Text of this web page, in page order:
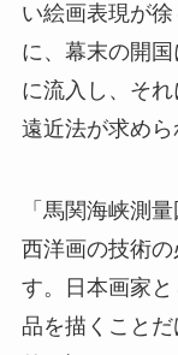
い絵画表現が
に、幕末の開
に流入し、そ
遠近法が求めら
「馬関海峡測
西洋画の技術
す。日本画家
品を描くこと